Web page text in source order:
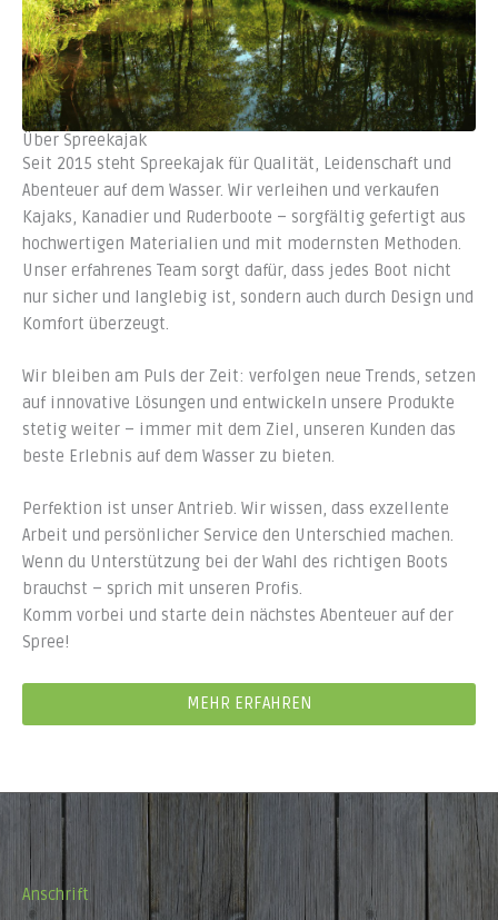
Über Spreekajak
Seit 2015 steht Spreekajak für Qualität, Leidenschaft und
Abenteuer auf dem Wasser. Wir verleihen und verkaufen
Kajaks, Kanadier und Ruderboote – sorgfältig gefertigt aus
hochwertigen Materialien und mit modernsten Methoden.
Unser erfahrenes Team sorgt dafür, dass jedes Boot nicht
nur sicher und langlebig ist, sondern auch durch Design und
Komfort überzeugt.
Wir bleiben am Puls der Zeit: verfolgen neue Trends, setzen
auf innovative Lösungen und entwickeln unsere Produkte
stetig weiter – immer mit dem Ziel, unseren Kunden das
beste Erlebnis auf dem Wasser zu bieten.
Perfektion ist unser Antrieb. Wir wissen, dass exzellente
Arbeit und persönlicher Service den Unterschied machen.
Wenn du Unterstützung bei der Wahl des richtigen Boots
brauchst – sprich mit unseren Profis.
Komm vorbei und starte dein nächstes Abenteuer auf der
Spree!
MEHR ERFAHREN
Anschrift